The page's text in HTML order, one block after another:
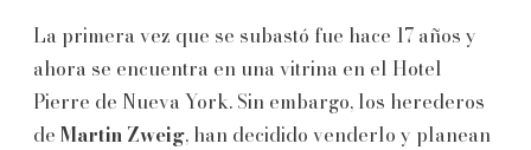
La primera vez que se subastó fue hace 17 años y
ahora se encuentra en una vitrina en el Hotel
Pierre de Nueva York. Sin embargo, los herederos
de Martin Zweig, han decidido venderlo y planean